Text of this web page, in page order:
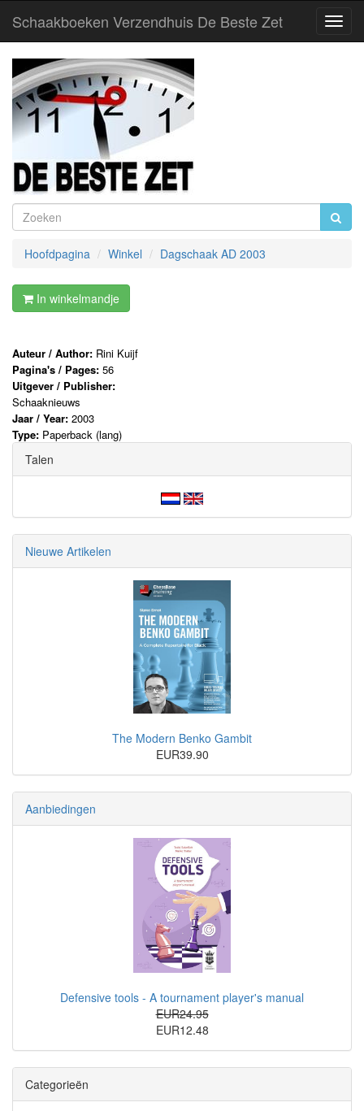
Schaakboeken Verzendhuis De Beste Zet
Hoofdpagina Winkel Dagschaak AD 2003
In winkelmandje
Auteur / Author: Rini Kuijf
Pagina's / Pages: 56
Uitgever / Publisher:
Schaaknieuws
Jaar / Year: 2003
Type: Paperback (lang)
Talen
Nieuwe Artikelen
The Modern Benko Gambit
EUR39.90
Aanbiedingen
Defensive tools - A tournament player's manual
EUR24.95
EUR12.48
Categorieën